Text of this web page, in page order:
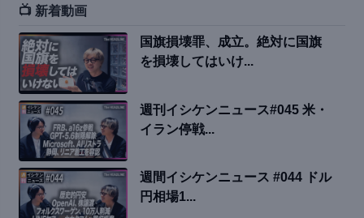
📺 新着動画
国旗損壊罪、成立。絶対に国旗
を損壊してはいけ...
週刊イシケンニュース#045 米・
イラン停戦...
週間イシケンニュース #044 ドル
円相場1...